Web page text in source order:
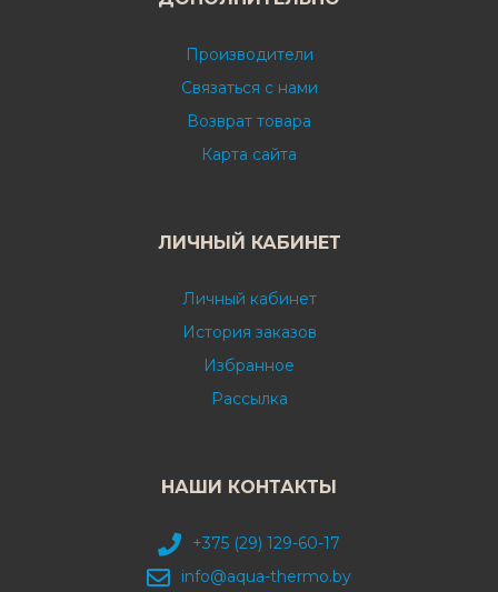
Производители
Связаться с нами
Возврат товара
Карта сайта
ЛИЧНЫЙ КАБИНЕТ
Личный кабинет
История заказов
Избранное
Рассылка
НАШИ КОНТАКТЫ
+375 (29) 129-60-17
info@aqua-thermo.by